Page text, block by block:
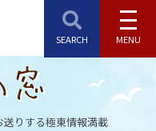
りする極東情報満載